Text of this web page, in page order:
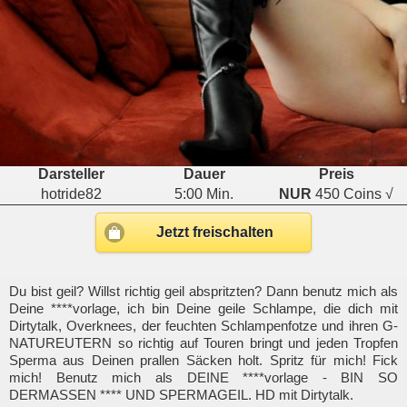
Darsteller Dauer
Preis
hotride82
5:00 Min. NUR 450 Coins √
Jetzt freischalten
Du bist geil? Willst richtig geil abspritzten? Dann benutz mich als
Deine ****vorlage, ich bin Deine geile Schlampe, die dich mit
Dirtytalk, Overknees, der feuchten Schlampenfotze und ihren G-
NATUREUTERN so richtig auf Touren bringt und jeden Tropfen
Sperma aus Deinen prallen Säcken holt. Spritz für mich! Fick
mich! Benutz mich als DEINE ****vorlage - BIN SO
DERMASSEN **** UND SPERMAGEIL. HD mit Dirtytalk.